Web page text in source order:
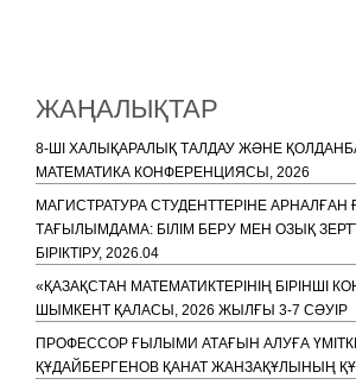
ЖАҢАЛЫҚТАР
8-ШІ ХАЛЫҚАРАЛЫҚ ТАЛДАУ ЖӘНЕ
МАТЕМАТИКА КОНФЕРЕНЦИЯСЫ, 2026
МАГИСТРАТУРА СТУДЕНТТЕРІНЕ
ТАҒЫЛЫМДАМА: БІЛІМ БЕРУ МЕН ОЗЫҚ
БІРІКТІРУ, 2026.04
«ҚАЗАҚСТАН МАТЕМАТИКТЕРІНІҢ БІРІНШІ
ШЫМКЕНТ ҚАЛАСЫ, 2026 ЖЫЛҒЫ 3-7 СӘУІР
ПРОФЕССОР ҒЫЛЫМИ АТАҒЫН АЛУҒА
ҚҰДАЙБЕРГЕНОВ ҚАНАТ ЖАНЗАҚҰЛЫНЫҢ